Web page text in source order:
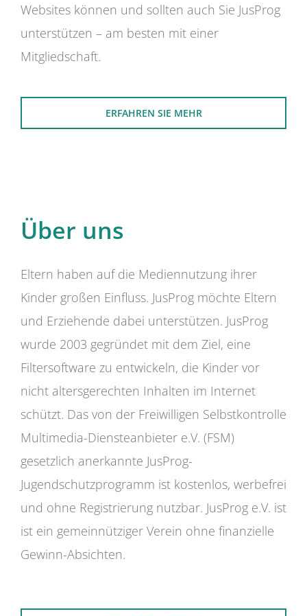
Websites können und sollten auch Sie JusProg
unterstützen – am besten mit einer
Mitgliedschaft.
ERFAHREN SIE MEHR
Über uns
Eltern haben auf die Mediennutzung ihrer
Kinder großen Einfluss. JusProg möchte Eltern
und Erziehende dabei unterstützen. JusProg
wurde 2003 gegründet mit dem Ziel, eine
Filtersoftware zu entwickeln, die Kinder vor
nicht altersgerechten Inhalten im Internet
schützt. Das von der Freiwilligen Selbstkontrolle
Multimedia-Diensteanbieter e.V. (FSM)
gesetzlich anerkannte JusProg-
Jugendschutzprogramm ist kostenlos, werbefrei
und ohne Registrierung nutzbar. JusProg e.V. ist
ist ein gemeinnütziger Verein ohne finanzielle
Gewinn-Absichten.